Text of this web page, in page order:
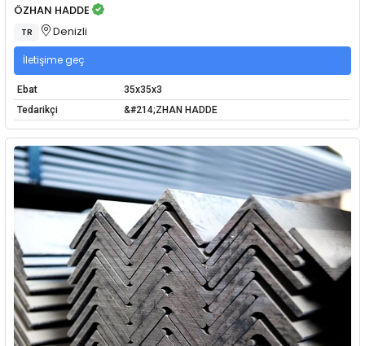
ÖZHAN HADDE
TR Denizli
İletişime geç
Ebat
35x35x3
Tedarikçi
&#214;ZHAN HADDE